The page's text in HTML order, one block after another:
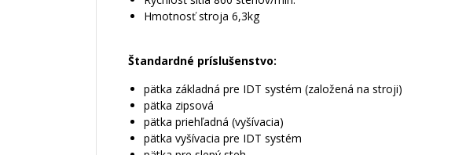
Hmotnosť stroja 6,3kg
Štandardné príslušenstvo:
pätka základná pre IDT systém (založená na stroji)
pätka zipsová
pätka priehľadná (vyšívacia)
pätka vyšívacia pre IDT systém